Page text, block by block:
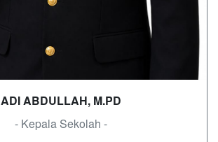
ADI ABDULLAH, M.PD
- Kepala Sekolah -